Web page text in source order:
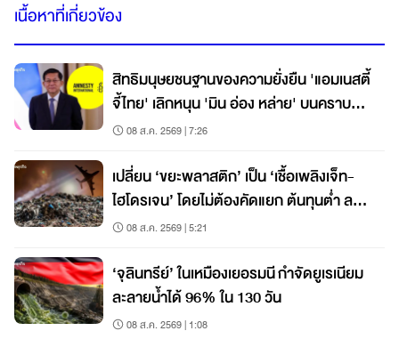
เนื้อหาที่เกี่ยวข้อง
สิทธิมนุษยชนฐานของความยั่งยืน 'แอมเนสตี้
จี้ไทย' เลิกหนุน 'มิน อ่อง หล่าย' บนคราบ
เลือดเมียนมา
08 ส.ค. 2569 | 7:26
เปลี่ยน ‘ขยะพลาสติก’ เป็น ‘เชื้อเพลิงเจ็ท-
ไฮโดรเจน’ โดยไม่ต้องคัดแยก ต้นทุนต่ำ ลด
คาร์บอน 80%
08 ส.ค. 2569 | 5:21
‘จุลินทรีย์’ ในเหมืองเยอรมนี กำจัดยูเรเนียม
ละลายน้ำได้ 96% ใน 130 วัน
08 ส.ค. 2569 | 1:08